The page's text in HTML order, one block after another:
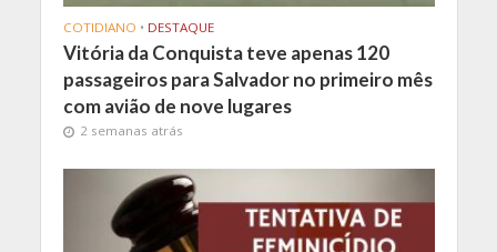
COTIDIANO • DESTAQUE
Vitória da Conquista teve apenas 120
passageiros para Salvador no primeiro mês
com avião de nove lugares
2 semanas atrás